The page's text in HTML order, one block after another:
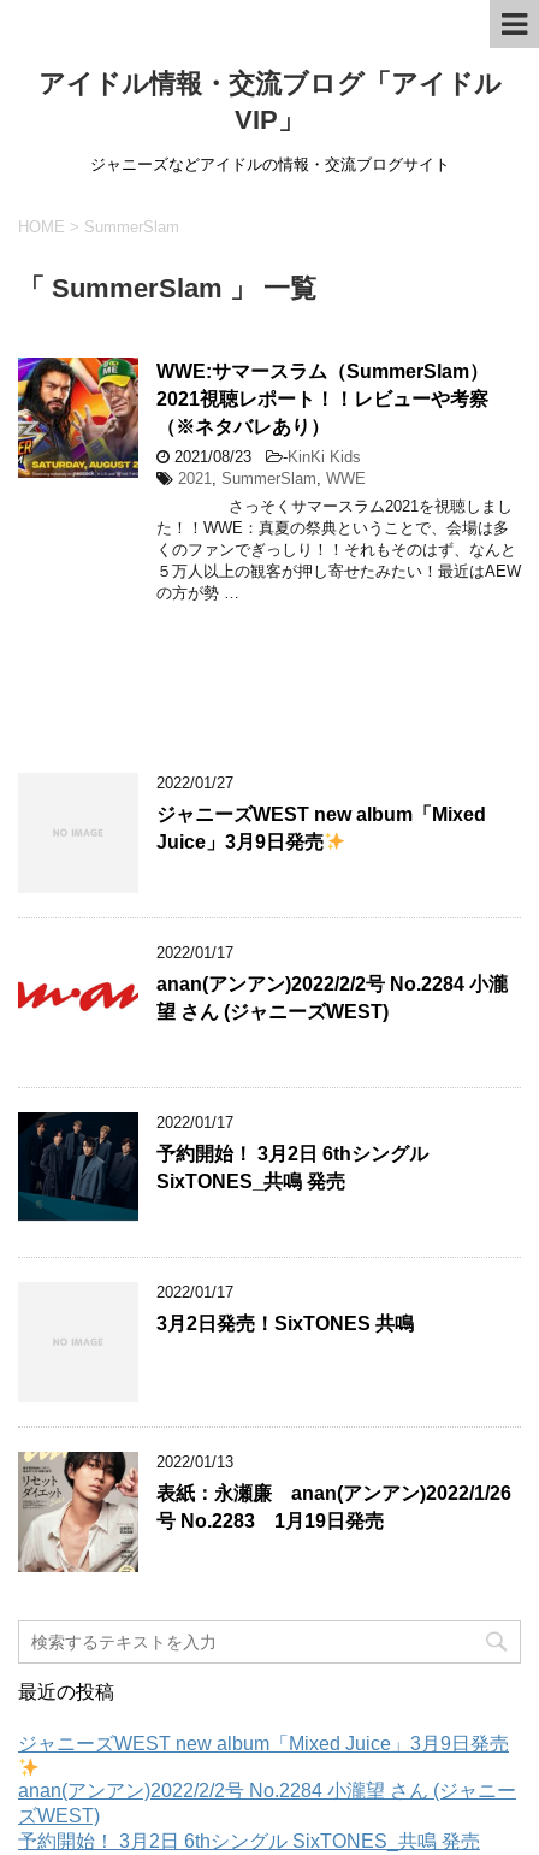
アイドル情報・交流ブログ「アイドル
VIP」
ジャニーズなどアイドルの情報・交流ブログサイト
HOME > SummerSlam
「 SummerSlam 」 一覧
WWE:サマースラム（SummerSlam）
2021視聴レポート！！レビューや考察
（※ネタバレあり）
2021/08/23 -KinKi Kids
2021
SummerSlam WWE
さっそくサマースラム2021を視聴しまし
た！！WWE：真夏の祭典ということで、会場は多
くのファンでぎっしり！！それもそのはず、なんと
５万人以上の観客が押し寄せたみたい！最近はAEW
の方が勢 …
2022/01/27
ジャニーズWEST new album「Mixed
Juice」3月9日発売
2022/01/17
anan(アンアン)2022/2/2号 No.2284 小瀧
望 さん (ジャニーズWEST)
2022/01/17
予約開始！ 3月2日 6thシングル
SixTONES_共鳴 発売
2022/01/17
3月2日発売！SixTONES 共鳴
2022/01/13
表紙：永瀬廉 anan(アンアン)2022/1/26
号 No.2283 1月19日発売
最近の投稿
ジャニーズWEST new album「Mixed Juice」3月9日発売
anan(アンアン)2022/2/2号 No.2284 小瀧望 さん (ジャニー
ズWEST)
予約開始！ 3月2日 6thシングル SixTONES_共鳴 発売